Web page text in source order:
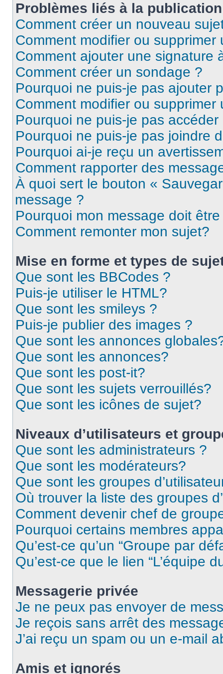
Problèmes liés à la
Comment créer un nouveau
Comment modifier ou supprimer
Comment ajouter une signature
Comment créer un sondage ?
Pourquoi ne puis-je pas ajouter
Comment modifier ou supprimer
Pourquoi ne puis-je pas
Pourquoi ne puis-je pas joindre
Pourquoi ai-je reçu un
Comment rapporter des
À quoi sert le bouton «
message ?
Pourquoi mon message doit
Comment remonter mon sujet?
Mise en forme et types de
Que sont les BBCodes ?
Puis-je utiliser le HTML?
Que sont les smileys ?
Puis-je publier des images ?
Que sont les annonces
Que sont les annonces?
Que sont les post-it?
Que sont les sujets verrouillés?
Que sont les icônes de sujet?
Niveaux d’utilisateurs et
Que sont les administrateurs ?
Que sont les modérateurs?
Que sont les groupes
Où trouver la liste des groupes
Comment devenir chef de
Pourquoi certains membres
Qu’est-ce qu’un “Groupe par
Qu’est-ce que le lien “L’équipe
Messagerie privée
Je ne peux pas envoyer de
Je reçois sans arrêt des
J’ai reçu un spam ou un e-mail
Amis et ignorés